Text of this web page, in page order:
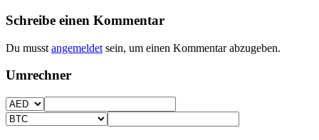
Schreibe einen Kommentar
Du musst angemeldet sein, um einen Kommentar abzugeben.
Umrechner